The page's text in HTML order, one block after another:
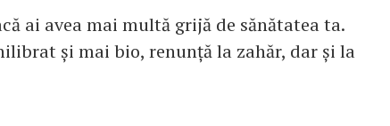
ai avea mai multă grijă de sănătatea ta.
și mai bio, renunță la zahăr, dar și la